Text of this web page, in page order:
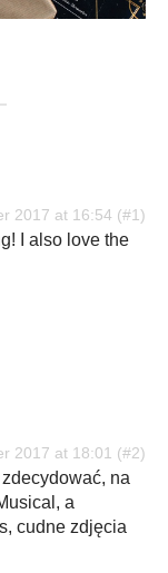
2017 at 16:54
I also love the
2017 at 18:01
na
a
cudne zdjęcia